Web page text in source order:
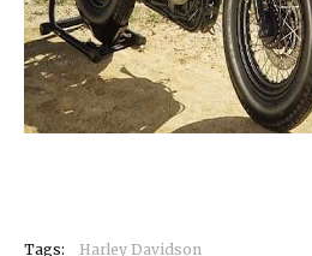
Tags: Harley Davidson